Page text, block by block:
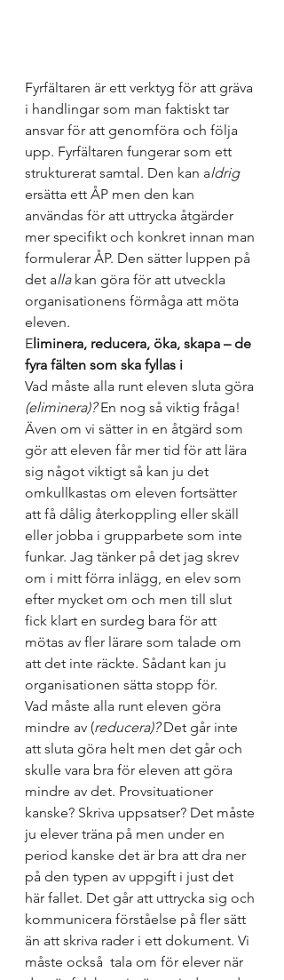
Fyrfältaren är ett verktyg för att gräva
i handlingar som man faktiskt tar
ansvar för att genomföra och följa
upp. Fyrfältaren fungerar som ett
strukturerat samtal. Den kan aldrig
ersätta ett ÅP men den kan
användas för att uttrycka åtgärder
mer specifikt och konkret innan man
formulerar ÅP. Den sätter luppen på
det alla kan göra för att utveckla
organisationens förmåga att möta
eleven.
Eliminera, reducera, öka, skapa – de
fyra fälten som ska fyllas i
Vad måste alla runt eleven sluta göra
(eliminera)? En nog så viktig fråga!
Även om vi sätter in en åtgärd som
gör att eleven får mer tid för att lära
sig något viktigt så kan ju det
omkullkastas om eleven fortsätter
att få dålig återkoppling eller skäll
eller jobba i grupparbete som inte
funkar. Jag tänker på det jag skrev
om i mitt förra inlägg, en elev som
efter mycket om och men till slut
fick klart en surdeg bara för att
mötas av fler lärare som talade om
att det inte räckte. Sådant kan ju
organisationen sätta stopp för.
Vad måste alla runt eleven göra
mindre av (reducera)? Det går inte
att sluta göra helt men det går och
skulle vara bra för eleven att göra
mindre av det. Provsituationer
kanske? Skriva uppsatser? Det måste
ju elever träna på men under en
period kanske det är bra att dra ner
på den typen av uppgift i just det
här fallet. Det går att uttrycka sig och
kommunicera förståelse på fler sätt
än att skriva rader i ett dokument. Vi
måste också  tala om för elever när